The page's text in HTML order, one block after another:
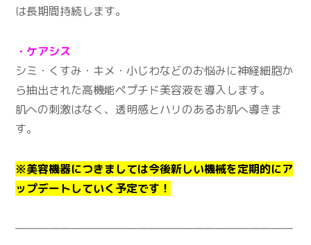
は長期間持続します。
・ケアシス
シミ・くすみ・キメ・小じわなどのお悩みに神経細胞か
ら抽出された高機能ペプチド美容液を導入します。
肌への刺激はなく、透明感とハリのあるお肌へ導きま
す。
※美容機器につきましては今後新しい機械を定期的にア
ップデートしていく予定です！
―――――――――――――――――――――――――